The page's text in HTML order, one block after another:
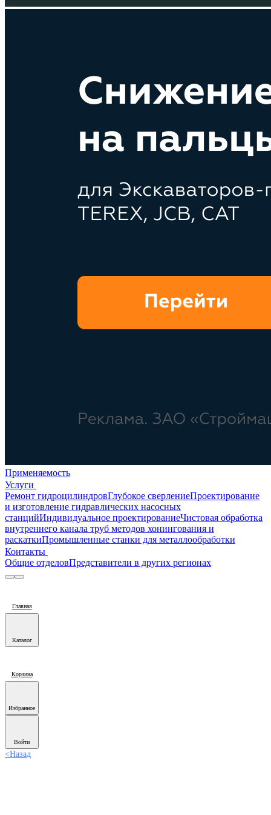
Применяемость
Услуги
Ремонт гидроцилиндровГлубокое сверлениеПроектирование
и изготовление гидравлических насосных
станцийИндивидуальное проектированиеЧистовая обработка
внутреннего канала труб методов хонингования и
раскаткиПромышленные станки для металлообработки
Контакты
Общие отделовПредставители в других регионах
Главная
Каталог
Корзина
Избранное
Войти
<Назад